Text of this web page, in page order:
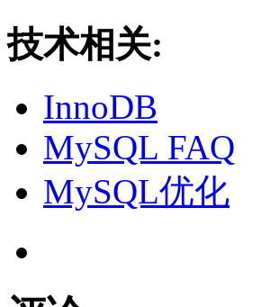
技术相关:
InnoDB
MySQL FAQ
MySQL优化